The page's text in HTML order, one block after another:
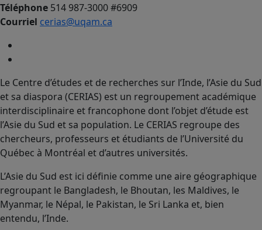
Téléphone 514 987-3000 #6909
Courriel cerias@uqam.ca
Le Centre d’études et de recherches sur l’Inde, l’Asie du Sud
et sa diaspora (CERIAS) est un regroupement académique
interdisciplinaire et francophone dont l’objet d’étude est
l’Asie du Sud et sa population. Le CERIAS regroupe des
chercheurs, professeurs et étudiants de l’Université du
Québec à Montréal et d’autres universités.
L’Asie du Sud est ici définie comme une aire géographique
regroupant le Bangladesh, le Bhoutan, les Maldives, le
Myanmar, le Népal, le Pakistan, le Sri Lanka et, bien
entendu, l’Inde.